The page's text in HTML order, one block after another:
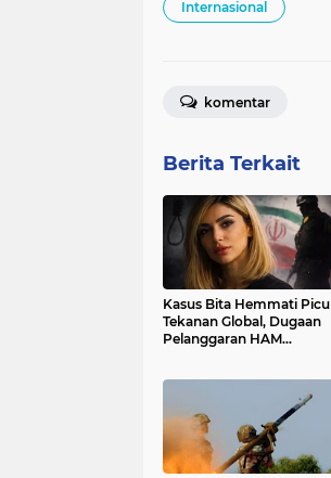
Internasional
komentar
Berita Terkait
Kasus Bita Hemmati Picu
Tekanan Global, Dugaan
Pelanggaran HAM